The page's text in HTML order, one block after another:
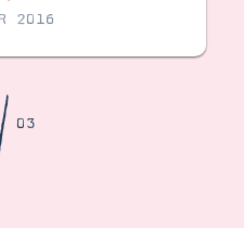
2016
03